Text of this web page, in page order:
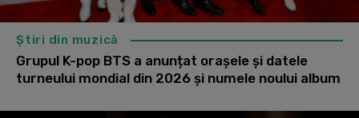
Știri din muzică
Grupul K-pop BTS a anunțat orașele și datele
turneului mondial din 2026 și numele noului album